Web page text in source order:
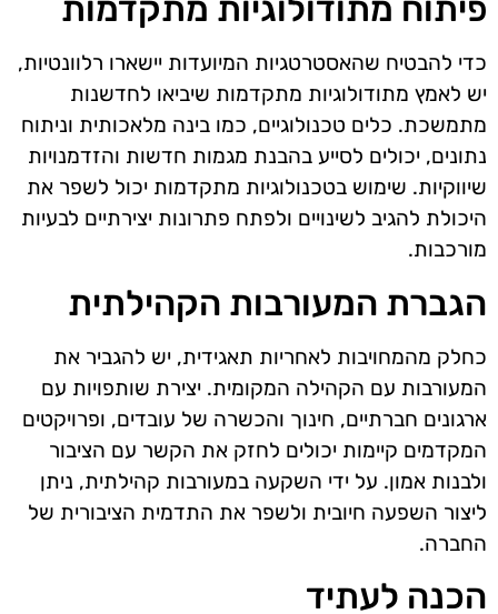
פיתוח מתודולוגיות מתקדמות
כדי להבטיח שהאסטרטגיות המיועדות יישארו רלוונטיות,
יש לאמץ מתודולוגיות מתקדמות שיביאו לחדשנות
מתמשכת. כלים טכנולוגיים, כמו בינה מלאכותית וניתוח
נתונים, יכולים לסייע בהבנת מגמות חדשות והזדמנויות
שיווקיות. שימוש בטכנולוגיות מתקדמות יכול לשפר את
היכולת להגיב לשינויים ולפתח פתרונות יצירתיים לבעיות
מורכבות.
הגברת המעורבות הקהילתית
כחלק מהמחויבות לאחריות תאגידית, יש להגביר את
המעורבות עם הקהילה המקומית. יצירת שותפויות עם
ארגונים חברתיים, חינוך והכשרה של עובדים, ופרויקטים
המקדמים קיימות יכולים לחזק את הקשר עם הציבור
ולבנות אמון. על ידי השקעה במעורבות קהילתית, ניתן
ליצור השפעה חיובית ולשפר את התדמית הציבורית של
החברה.
הכנה לעתיד